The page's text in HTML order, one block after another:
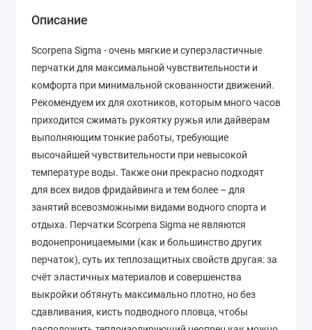
Описание
Scorpena Sigma - очень мягкие и суперэластичные
перчатки для максимальной чувствительности и
комфорта при минимальной скованности движений.
Рекомендуем их для охотников, которым много часов
приходится сжимать рукоятку ружья или дайверам
выполняющим тонкие работы, требующие
высочайшей чувствительности при невысокой
температуре воды. Также они прекрасно подходят
для всех видов фридайвинга и тем более – для
занятий всевозможными видами водного спорта и
отдыха. Перчатки Scorpena Sigma не являются
водонепроницаемыми (как и большинство других
перчаток), суть их теплозащитных свойств другая: за
счёт эластичных материалов и совершенства
выкройки обтянуть максимально плотно, но без
сдавливания, кисть подводного пловца, чтобы